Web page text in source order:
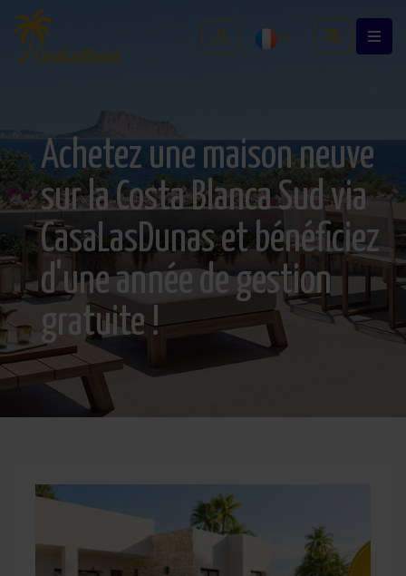
Achetez une maison neuve
sur la Costa Blanca Sud via
CasaLasDunas et bénéficiez
d'une année de gestion
gratuite !